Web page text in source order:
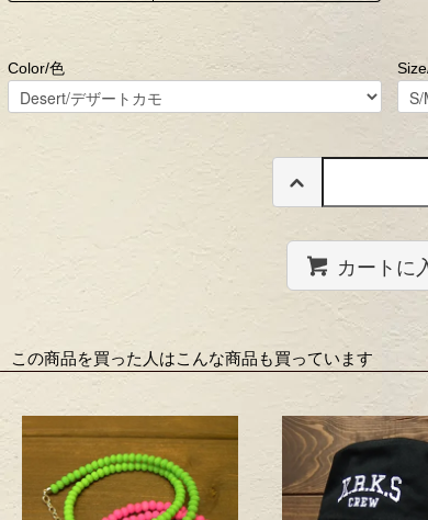
Color/色
カートに
この商品を買った人はこんな商品も買っています